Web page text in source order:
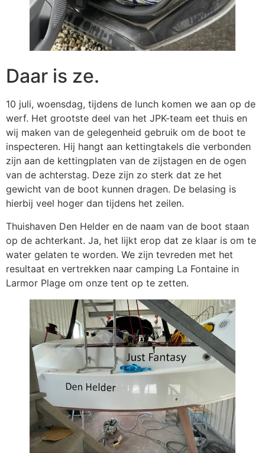
Daar is ze.
10 juli, woensdag, tijdens de lunch komen we aan op de
werf. Het grootste deel van het JPK-team eet thuis en
wij maken van de gelegenheid gebruik om de boot te
inspecteren. Hij hangt aan kettingtakels die verbonden
zijn aan de kettingplaten van de zijstagen en de ogen
van de achterstag. Deze zijn zo sterk dat ze het
gewicht van de boot kunnen dragen. De belasing is
hierbij veel hoger dan tijdens het zeilen.
Thuishaven Den Helder en de naam van de boot staan ​​
op de achterkant. Ja, het lijkt erop dat ze klaar is om te
water gelaten te worden. We zijn tevreden met het
resultaat en vertrekken naar camping La Fontaine in
Larmor Plage om onze tent op te zetten.